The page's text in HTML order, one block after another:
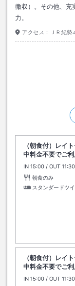
徴収）。その他、充
力。
アクセス： ＪＲ紀
（朝食付）レイ
中料金不要でご利
IN チェックイン
15:00 / OUT チェ
11:30
朝食のみ
スタンダードツ
（朝食付）レイ
中料金不要でご利
IN チェックイン
15:00 / OUT チェ
11:30